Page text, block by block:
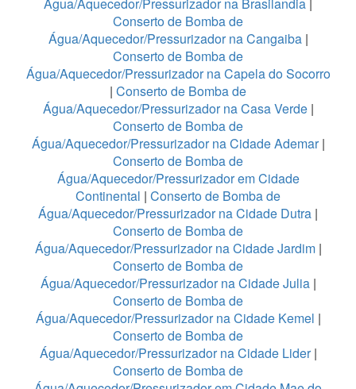
Água/Aquecedor/Pressurizador na Brasilandia |
Conserto de Bomba de
Água/Aquecedor/Pressurizador na Cangaiba|
Conserto de Bomba de
Água/Aquecedor/Pressurizador na Capela do Socorro
| Conserto de Bomba de
Água/Aquecedor/Pressurizador na Casa Verde|
Conserto de Bomba de
Água/Aquecedor/Pressurizador na Cidade Ademar|
Conserto de Bomba de
Água/Aquecedor/Pressurizador em Cidade
Continental | Conserto de Bomba de
Água/Aquecedor/Pressurizador na Cidade Dutra |
Conserto de Bomba de
Água/Aquecedor/Pressurizador na Cidade Jardim|
Conserto de Bomba de
Água/Aquecedor/Pressurizador na Cidade Julia |
Conserto de Bomba de
Água/Aquecedor/Pressurizador na Cidade Kemel |
Conserto de Bomba de
Água/Aquecedor/Pressurizador na Cidade Lider|
Conserto de Bomba de